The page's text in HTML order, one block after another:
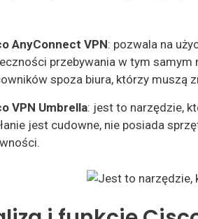
AnyConnect VPN: pozwala na
przebywania w tym
spoza biura, którzy muszą
VPN Umbrella: jest to narzędzie,
jest cudowne, nie posiada